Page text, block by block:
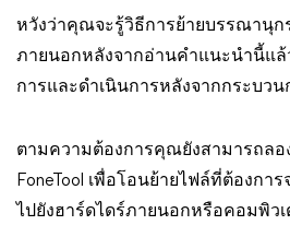
หวังว่าคุณจะรู้วิธีการย้ายบรรณานุกร
ภายนอกหลังจากอ่านคำแนะนำนี้แล้
การและดำเนินการหลังจากกระบวน
ตามความต้องการคุณยังสามารถลอ
FoneTool เพื่อโอนย้ายไฟล์ที่ต้องก
ไปยังฮาร์ดไดร์ภายนอกหรือคอมพิว